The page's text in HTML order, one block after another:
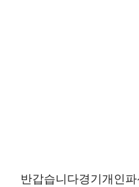
반갑습니다경기개인